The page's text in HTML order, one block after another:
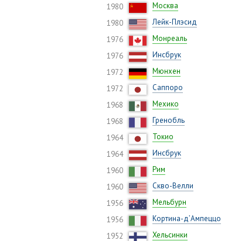
1980
Москва
1980
Лейк-Плэсид
1976
Монреаль
1976
Инсбрук
1972
Мюнхен
1972
Саппоро
1968
Мехико
1968
Гренобль
1964
Токио
1964
Инсбрук
1960
Рим
1960
Скво-Велли
1956
Мельбурн
1956
Кортина-д’Ампеццо
1952
Хельсинки